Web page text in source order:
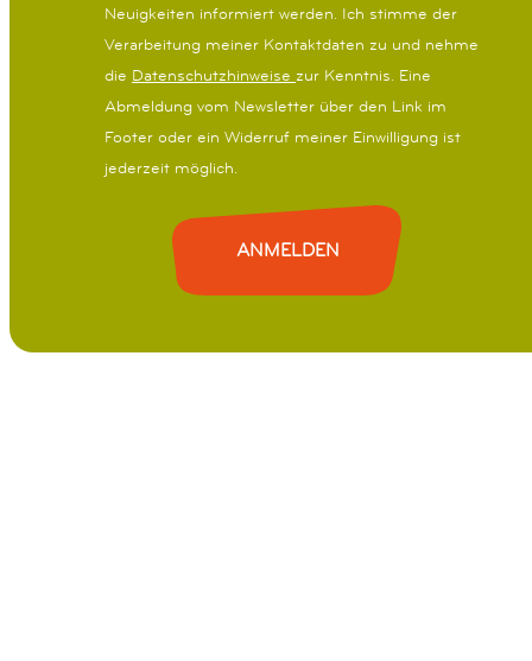
i
l
Neuigkeiten informiert werden. Ich stimme der
Verarbeitung meiner Kontaktdaten zu und nehme
die Datenschutzhinweise zur Kenntnis. Eine
Abmeldung vom Newsletter über den Link im
Footer oder ein Widerruf meiner Einwilligung ist
jederzeit möglich.
ANMELDEN